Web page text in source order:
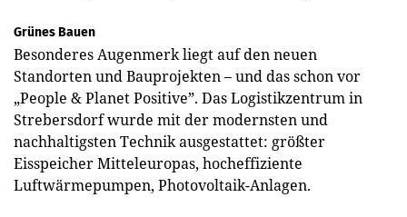
Grünes Bauen
Besonderes Augenmerk liegt auf den neuen
Standorten und Bauprojekten – und das schon vor
„People & Planet Positive”. Das Logistikzentrum in
Strebersdorf wurde mit der modernsten und
nachhaltigsten Technik ausgestattet: größter
Eisspeicher Mitteleuropas, hocheffiziente
Luftwärmepumpen, Photovoltaik-Anlagen.